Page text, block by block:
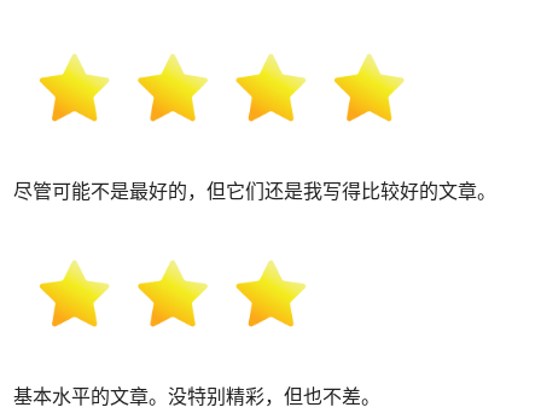
尽管可能不是最好的，但它们还是我写得比较好的文章。
基本水平的文章。没特别精彩，但也不差。